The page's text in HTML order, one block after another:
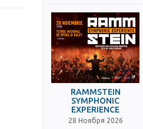
RAMMSTEIN
SYMPHONIC
EXPERIENCE
28 Ноября 2026